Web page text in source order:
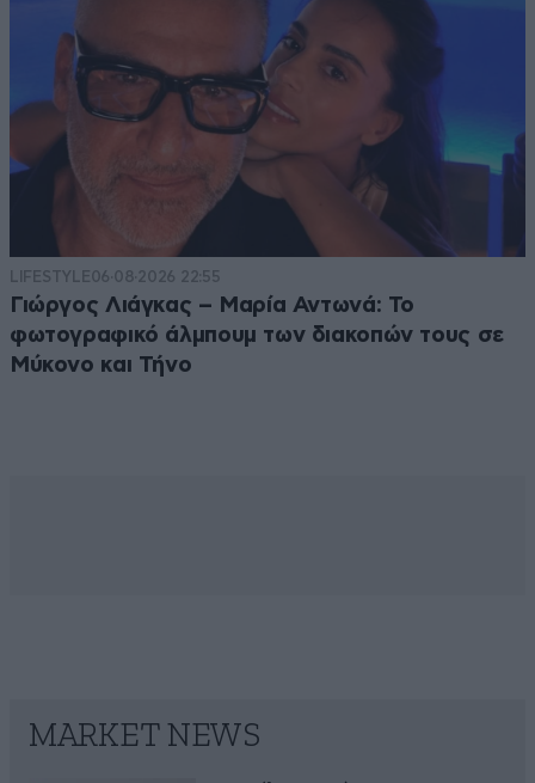
LIFESTYLE06·08·2026 22:55
Γιώργος Λιάγκας – Μαρία Αντωνά: Το
φωτογραφικό άλμπουμ των διακοπών τους σε
Μύκονο και Τήνο
MARKET NEWS